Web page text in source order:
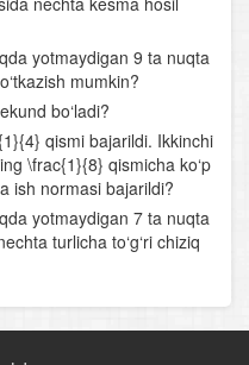
yotmaydigan 9 ta nuqta
mumkin?
bo‘ladi?
qismi bajarildi. Ikkinchi
\frac{1}{8} qismicha ko‘p
ish normasi bajarildi?
yotmaydigan 7 ta nuqta
turlicha to‘g‘ri chiziq